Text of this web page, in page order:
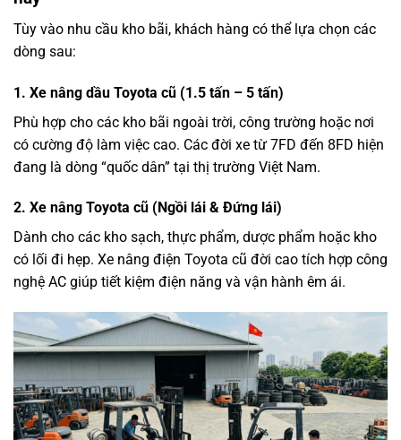
Tùy vào nhu cầu kho bãi, khách hàng có thể lựa chọn các
dòng sau:
1. Xe nâng dầu Toyota cũ (1.5 tấn – 5 tấn)
Phù hợp cho các kho bãi ngoài trời, công trường hoặc nơi
có cường độ làm việc cao. Các đời xe từ 7FD đến 8FD hiện
đang là dòng “quốc dân” tại thị trường Việt Nam.
2. Xe nâng Toyota cũ (Ngồi lái & Đứng lái)
Dành cho các kho sạch, thực phẩm, dược phẩm hoặc kho
có lối đi hẹp. Xe nâng điện Toyota cũ đời cao tích hợp công
nghệ AC giúp tiết kiệm điện năng và vận hành êm ái.